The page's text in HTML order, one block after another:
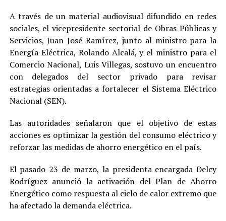
A través de un material audiovisual difundido en redes
sociales, el vicepresidente sectorial de Obras Públicas y
Servicios, Juan José Ramírez, junto al ministro para la
Energía Eléctrica, Rolando Alcalá, y el ministro para el
Comercio Nacional, Luis Villegas, sostuvo un encuentro
con delegados del sector privado para revisar
estrategias orientadas a fortalecer el Sistema Eléctrico
Nacional (SEN).
Las autoridades señalaron que el objetivo de estas
acciones es optimizar la gestión del consumo eléctrico y
reforzar las medidas de ahorro energético en el país.
El pasado 23 de marzo, la presidenta encargada Delcy
Rodríguez anunció la activación del Plan de Ahorro
Energético como respuesta al ciclo de calor extremo que
ha afectado la demanda eléctrica.